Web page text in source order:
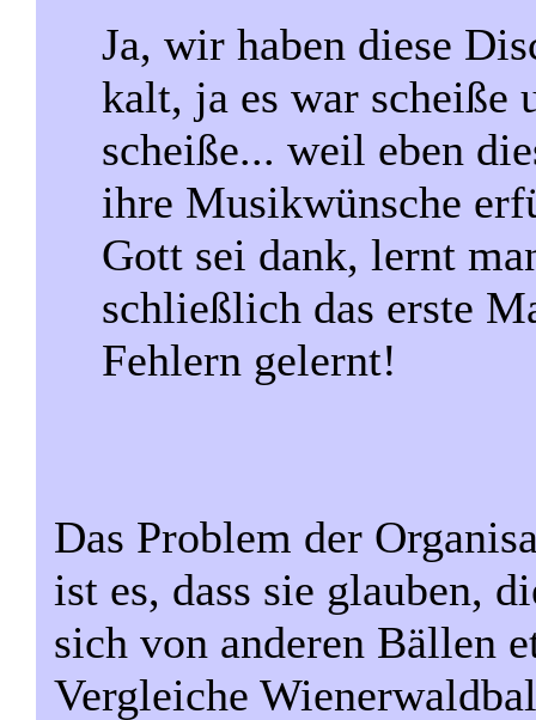
Ja, wir haben diese
kalt, ja es war scheiße
scheiße... weil eben
ihre Musikwünsche
Gott sei dank, lernt
schließlich das erste
Fehlern gelernt!
Das Problem der
ist es, dass sie glauben,
sich von anderen Bällen
Vergleiche